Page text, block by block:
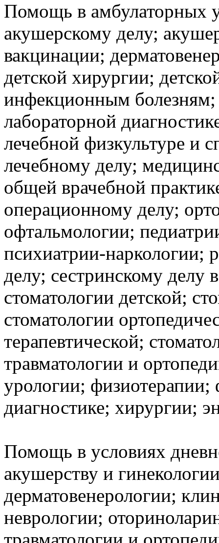
Помощь в амбулаторных
акушерскому делу;
вакцинации;
детской хирургии;
инфекционным болезням;
лабораторной
лечебной физкультуре и
лечебному делу;
общей врачебной
операционному делу;
офтальмологии;
психиатрии-наркологии;
делу; сестринскому делу
стоматологии детской;
стоматологии
терапевтической;
травматологии и
урологии;
диагностике; хирургии;
Помощь в условиях
акушерству и
дерматовенерологии;
неврологии;